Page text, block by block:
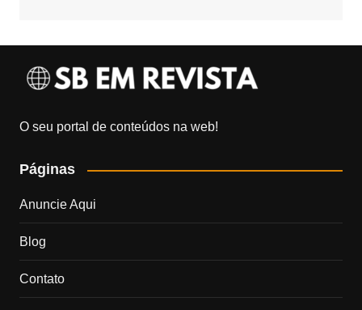
O seu portal de conteúdos na web!
Páginas
Anuncie Aqui
Blog
Contato